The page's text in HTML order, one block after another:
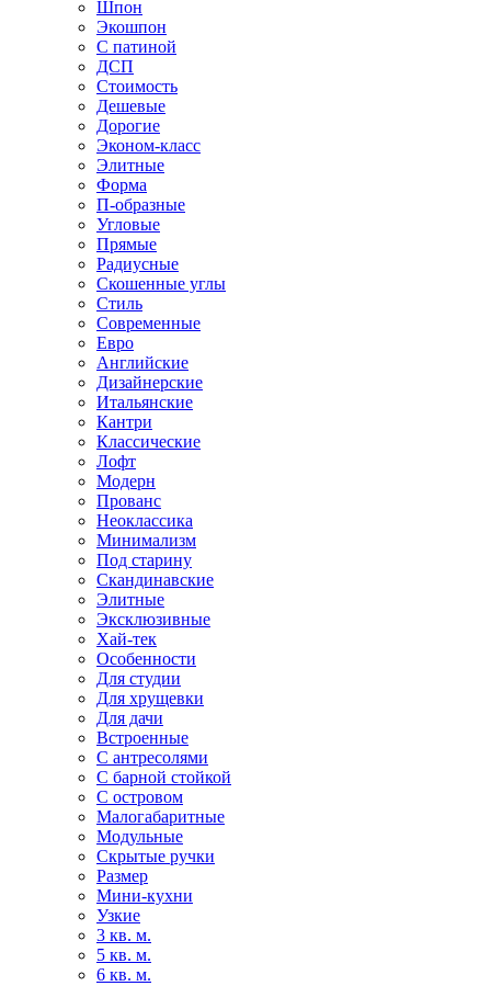
Шпон
Экошпон
С патиной
ДСП
Стоимость
Дешевые
Дорогие
Эконом-класс
Элитные
Форма
П-образные
Угловые
Прямые
Радиусные
Скошенные углы
Стиль
Современные
Евро
Английские
Дизайнерские
Итальянские
Кантри
Классические
Лофт
Модерн
Прованс
Неоклассика
Минимализм
Под старину
Скандинавские
Элитные
Эксклюзивные
Хай-тек
Особенности
Для студии
Для хрущевки
Для дачи
Встроенные
С антресолями
С барной стойкой
С островом
Малогабаритные
Модульные
Скрытые ручки
Размер
Мини-кухни
Узкие
3 кв. м.
5 кв. м.
6 кв. м.